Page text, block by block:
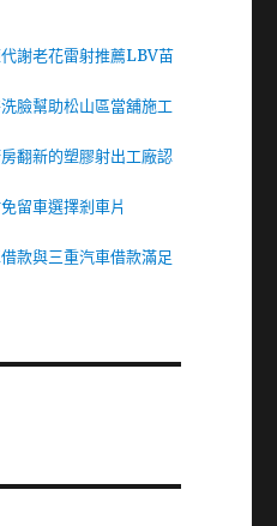
謝老花雷射推薦LBV苗
臉幫助松山區當舖施工
翻新的塑膠射出工廠認
留車選擇剎車片
款與三重汽車借款滿足